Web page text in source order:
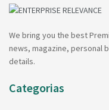
We bring you the best
news, magazine, personal
details.
Categorias